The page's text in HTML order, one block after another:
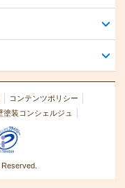
コンテンツポリシー
塗装コンシェルジュ